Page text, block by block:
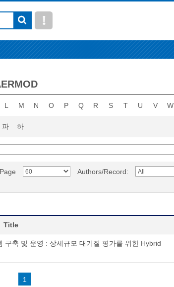
L M N O P Q R S T U V W
파 하
Authors/Record:
Title
구축 및 운영 : 상세규모 대기질 평가를 위한 Hybrid
1